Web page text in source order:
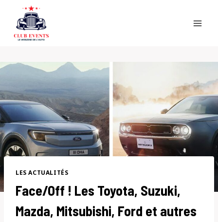
content
LES ACTUALITÉS
Face/Off ! Les Toyota, Suzuki,
Mazda, Mitsubishi, Ford et autres